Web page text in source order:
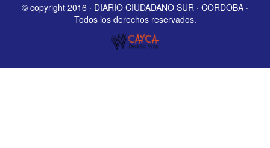
© copyright 2016 · DIARIO CIUDADANO SUR · CORDOBA ·
Todos los derechos reservados.